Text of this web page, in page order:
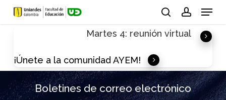
Skip
Menu
Martes 4: reunión virtual
¡Únete a la comunidad AYEM!
Boletines de correo electrónico